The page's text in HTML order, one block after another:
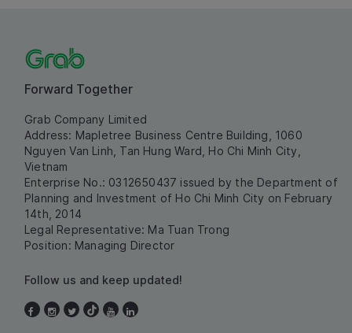
Forward Together
Grab Company Limited
Address: Mapletree Business Centre Building, 1060
Nguyen Van Linh, Tan Hung Ward, Ho Chi Minh City,
Vietnam
Enterprise No.: 0312650437 issued by the Department of
Planning and Investment of Ho Chi Minh City on February
14th, 2014
Legal Representative: Ma Tuan Trong
Position: Managing Director
Follow us and keep updated!